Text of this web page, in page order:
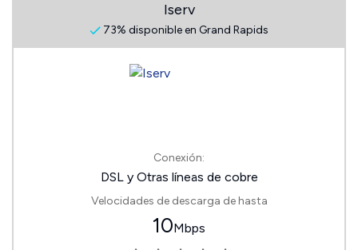
Iserv
73% disponible en Grand Rapids
Conexión:
DSL y Otras líneas de cobre
Velocidades de descarga de hasta
10Mbps